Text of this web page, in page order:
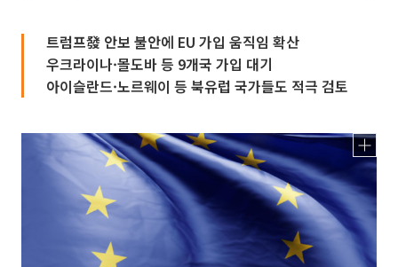
트럼프發 안보 불안에 EU 가입 움직임 확산
우크라이나·몰도바 등 9개국 가입 대기
아이슬란드·노르웨이 등 북유럽 국가들도 적극 검토